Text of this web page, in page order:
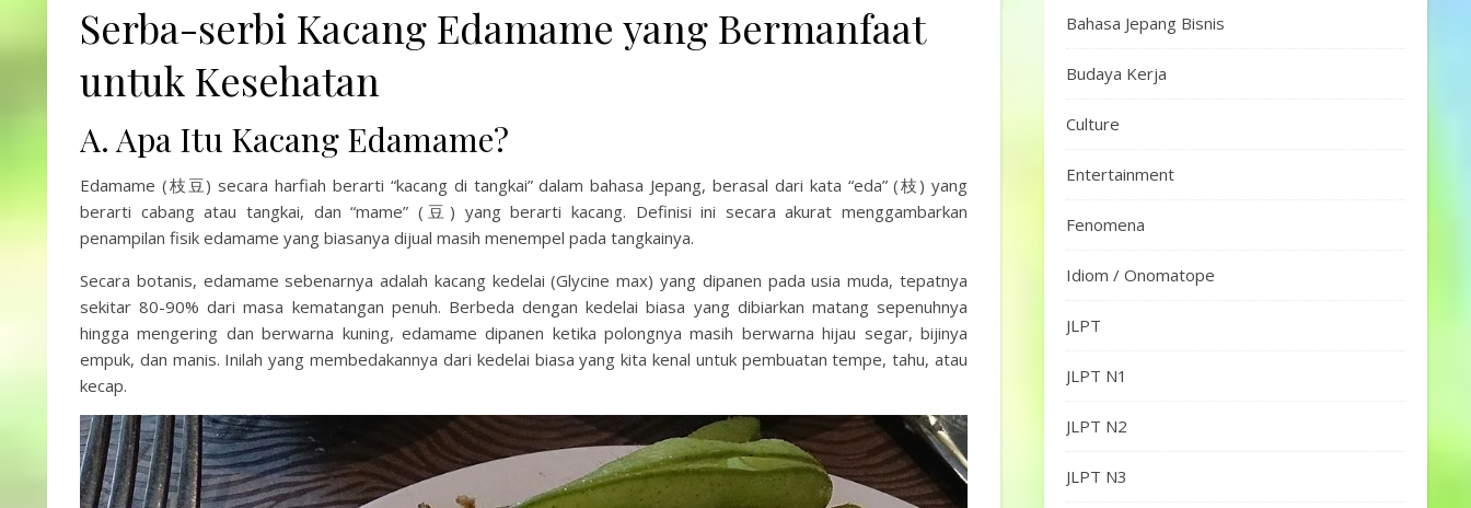
Serba-serbi Kacang Edamame yang Bermanfaat
untuk Kesehatan
A. Apa Itu Kacang Edamame?
Edamame (枝豆) secara harfiah berarti “kacang di tangkai” dalam bahasa Jepang, berasal dari kata “eda” (枝) yang
berarti cabang atau tangkai, dan “mame” (豆) yang berarti kacang. Definisi ini secara akurat menggambarkan
penampilan fisik edamame yang biasanya dijual masih menempel pada tangkainya.
Secara botanis, edamame sebenarnya adalah kacang kedelai (Glycine max) yang dipanen pada usia muda, tepatnya
sekitar 80-90% dari masa kematangan penuh. Berbeda dengan kedelai biasa yang dibiarkan matang sepenuhnya
hingga mengering dan berwarna kuning, edamame dipanen ketika polongnya masih berwarna hijau segar, bijinya
empuk, dan manis. Inilah yang membedakannya dari kedelai biasa yang kita kenal untuk pembuatan tempe, tahu, atau
kecap.
Bahasa Jepang Bisnis
Budaya Kerja
Culture
Entertainment
Fenomena
Idiom / Onomatope
JLPT
JLPT N1
JLPT N2
JLPT N3